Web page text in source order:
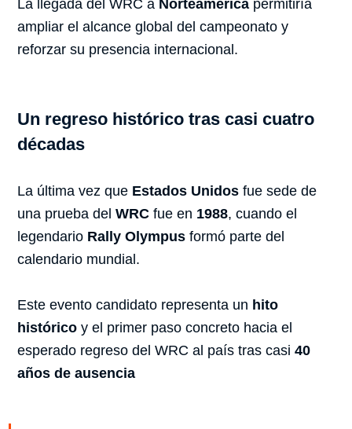
La llegada del WRC a Norteamérica permitiría
ampliar el alcance global del campeonato y
reforzar su presencia internacional.
Un regreso histórico tras casi cuatro
décadas
La última vez que Estados Unidos fue sede de
una prueba delWRC fue en 1988, cuando el
legendario Rally Olympus formó parte del
calendario mundial.
Este evento candidato representa un hito
histórico y el primer paso concreto hacia el
esperado regreso del WRC al país tras casi40
años de ausencia